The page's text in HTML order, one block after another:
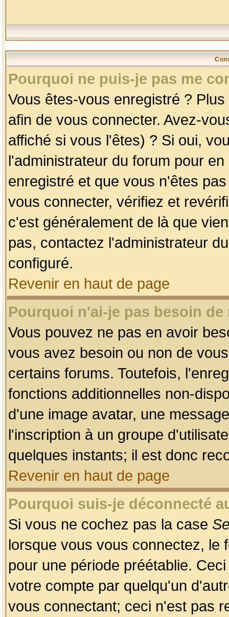
Pourquoi ne puis-je pas me
Vous êtes-vous enregistré ?
afin de vous connecter. Avez-
affiché si vous l'êtes) ? Si oui,
l'administrateur du forum pour
enregistré et que vous n'êtes
vous connecter, vérifiez et
c'est généralement de là que
pas, contactez l'administrateur
configuré.
Revenir en haut de page
Pourquoi n'ai-je pas besoin
Vous pouvez ne pas en avoir
vous avez besoin ou non de
certains forums. Toutefois,
fonctions additionnelles non-
d'une image avatar, une
l'inscription à un groupe
quelques instants; il est donc
Revenir en haut de page
Pourquoi suis-je déconnecté
Si vous ne cochez pas la case
lorsque vous vous connectez, le
pour une période préétablie.
votre compte par quelqu'un
vous connectant; ceci n'est pas